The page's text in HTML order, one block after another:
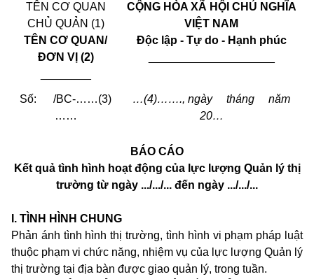
TÊN CƠ QUAN
CHỦ QUẢN (1)
TÊN CƠ QUAN/
ĐƠN VỊ (2)
CỘNG HÒA XÃ HỘI CHỦ NGHĨA
VIỆT NAM
Độc lập - Tự do - Hạnh phúc
Số: /BC-……(3)
……
…(4)……., ngày tháng năm
20…
BÁO CÁO
Kết quả tình hình hoạt động của lực lượng Quản lý thị
trường từ ngày .../.../... đến ngày .../.../...
I. TÌNH HÌNH CHUNG
Phản ánh tình hình thị trường, tình hình vi phạm pháp luật
thuộc phạm vi chức năng, nhiệm vụ của lực lượng Quản lý
thị trường tại địa bàn được giao quản lý, trong tuần.